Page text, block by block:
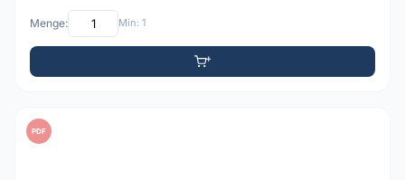
Menge: Min: 1
PDF